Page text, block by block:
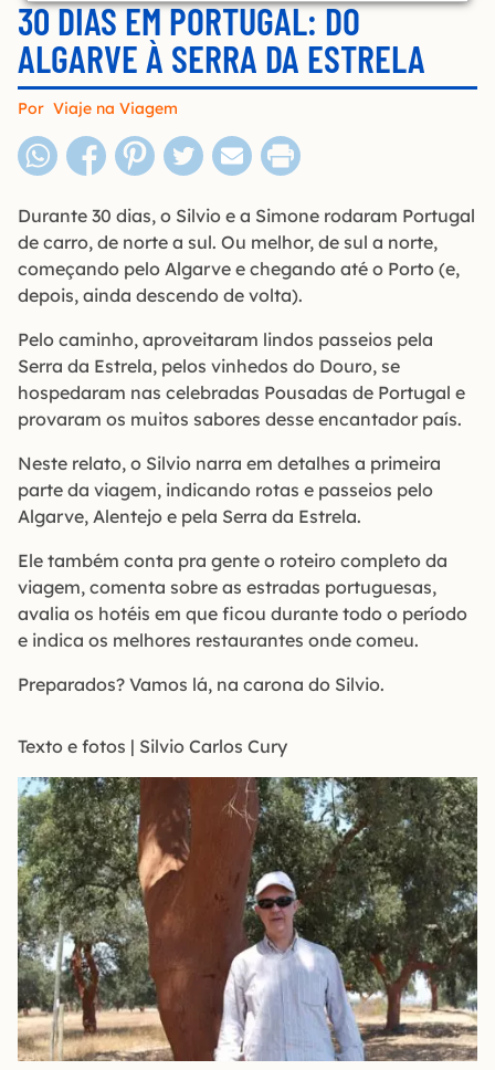
30 DIAS EM PORTUGAL: DO
ALGARVE À SERRA DA ESTRELA
Por Viaje na Viagem
Durante 30 dias, o Silvio e a Simone rodaram Portugal
de carro, de norte a sul. Ou melhor, de sul a norte,
começando pelo Algarve e chegando até o Porto (e,
depois, ainda descendo de volta).
Pelo caminho, aproveitaram lindos passeios pela
Serra da Estrela, pelos vinhedos do Douro, se
hospedaram nas celebradas Pousadas de Portugal e
provaram os muitos sabores desse encantador país.
Neste relato, o Silvio narra em detalhes a primeira
parte da viagem, indicando rotas e passeios pelo
Algarve, Alentejo e pela Serra da Estrela.
Ele também conta pra gente o roteiro completo da
viagem, comenta sobre as estradas portuguesas,
avalia os hotéis em que ficou durante todo o período
e indica os melhores restaurantes onde comeu.
Preparados? Vamos lá, na carona do Silvio.
Texto e fotos | Silvio Carlos Cury